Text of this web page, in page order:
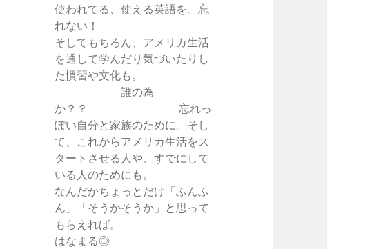
使われてる、使える英語を。忘
れない！
そしてもちろん、アメリカ生活
を通して学んだり気づいたりし
た慣習や文化も。
誰の為
か？？ 忘れっ
ぽい自分と家族のために。そし
て、これからアメリカ生活をス
タートさせる人や、すでにして
いる人のためにも。
なんだかちょっとだけ「ふんふ
ん」「そうかそうか」と思って
もらえれば。
はなまる◎